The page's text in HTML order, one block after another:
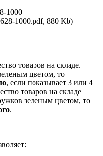
1000
1000.pdf, 880 Kb)
товаров на складе.
цветом, то
, если показывает 3 или 4
товаров на складе
зеленым цветом, то
.